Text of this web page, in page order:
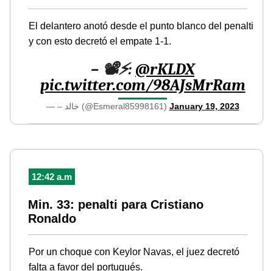
El delantero anotó desde el punto blanco del penalti
y con esto decretó el empate 1-1.
– 📽️⚡️: @rKLDX
pic.twitter.com/98AJsMrRam
— – خالد (@Esmeral85998161) January 19, 2023
12:42 a.m
Min. 33: penalti para Cristiano
Ronaldo
Por un choque con Keylor Navas, el juez decretó
falta a favor del portugués.